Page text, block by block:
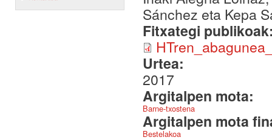
Sánchez eta Kepa
Fitxategi
Urtea:
2017
Argitalpen mota:
Barne-txostena
Argitalpen mota
Bestelakoa